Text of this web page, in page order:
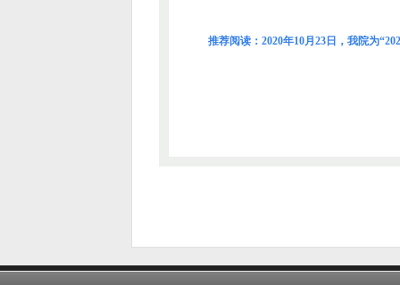
推荐阅读： 2020年10月23日，我院为